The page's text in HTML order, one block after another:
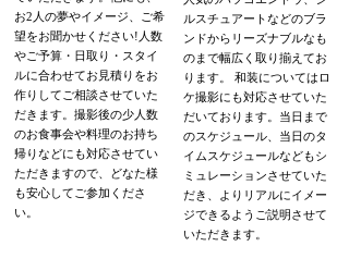
お2人の夢やイメージ、ご希
望をお聞かせください!人数
やご予算・日取り・スタイ
ルに合わせてお見積りをお
作りしてご相談させていた
だきます。撮影後の少人数
のお食事会や料理のお持ち
帰りなどにも対応させてい
ただきますので、どなた様
も安心してご参加くださ
い。
ルスチュアートなどのブラ
ンドからリーズナブルなも
のまで幅広く取り揃えてお
ります。 和装についてはロ
ケ撮影にも対応させていた
だいております。当日まで
のスケジュール、当日のタ
イムスケジュールなどもシ
ミュレーションさせていた
だき、よりリアルにイメー
ジできるようご説明させて
いただきます。